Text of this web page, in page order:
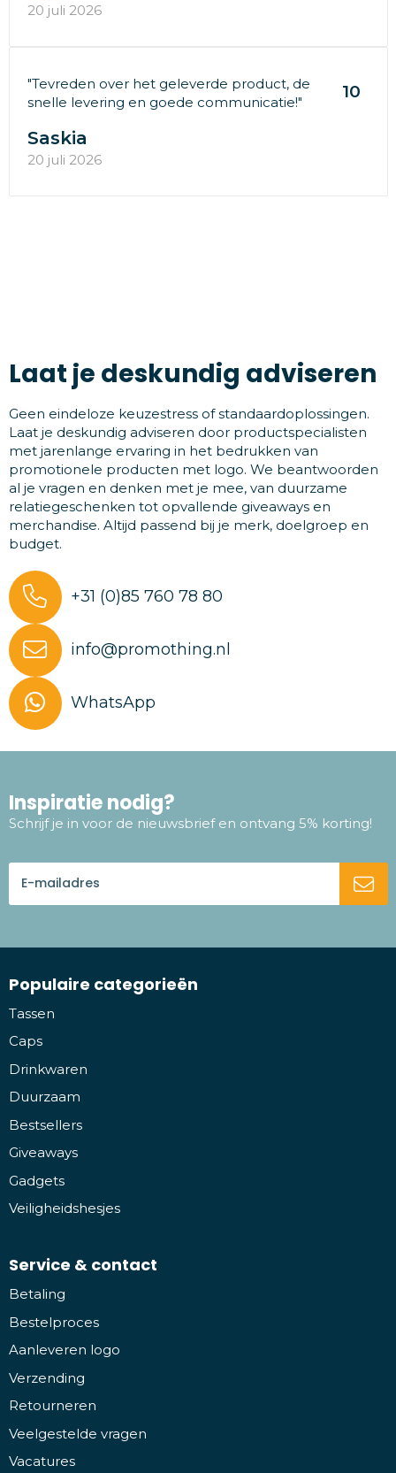
20 juli 2026
"Tevreden over het geleverde product, de
snelle levering en goede communicatie!"
10
Saskia
20 juli 2026
Laat je deskundig adviseren
Geen eindeloze keuzestress of standaardoplossingen.
Laat je deskundig adviseren door productspecialisten
met jarenlange ervaring in het bedrukken van
promotionele producten met logo. We beantwoorden
al je vragen en denken met je mee, van duurzame
relatiegeschenken tot opvallende giveaways en
merchandise. Altijd passend bij je merk, doelgroep en
budget.
+31 (0)85 760 78 80
info@promothing.nl
WhatsApp
Inspiratie nodig?
Schrijf je in voor de nieuwsbrief en ontvang 5% korting!
Populaire categorieën
Tassen
Caps
Drinkwaren
Duurzaam
Bestsellers
Giveaways
Gadgets
Veiligheidshesjes
Service & contact
Betaling
Bestelproces
Aanleveren logo
Verzending
Retourneren
Veelgestelde vragen
Vacatures